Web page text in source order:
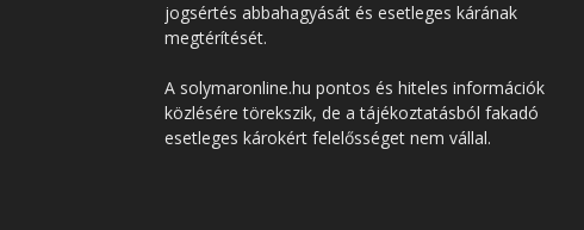
jogsértés abbahagyását és esetleges kárának
megtérítését.
A solymaronline.hu pontos és hiteles információk
közlésére törekszik, de a tájékoztatásból fakadó
esetleges károkért felelősséget nem vállal.